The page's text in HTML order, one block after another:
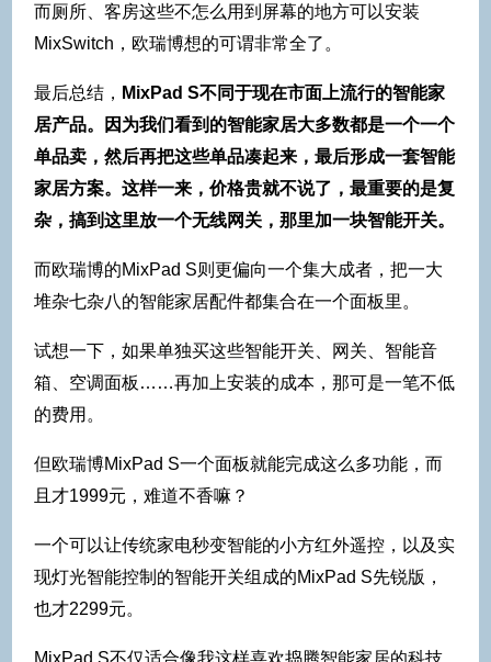
而厕所、客房这些不怎么用到屏幕的地方可以安装
MixSwitch，欧瑞博想的可谓非常全了。
最后总结， MixPad S不同于现在市面上流行的智能家
居产品。因为我们看到的智能家居大多数都是一个一个
单品卖，然后再把这些单品凑起来，最后形成一套智能
家居方案。这样一来，价格贵就不说了，最重要的是复
杂，搞到这里放一个无线网关，那里加一块智能开关。
而欧瑞博的MixPad S则更偏向一个集大成者，把一大
堆杂七杂八的智能家居配件都集合在一个面板里。
试想一下，如果单独买这些智能开关、网关、智能音
箱、空调面板……再加上安装的成本，那可是一笔不低
的费用。
但欧瑞博MixPad S一个面板就能完成这么多功能，而
且才1999元，难道不香嘛？
一个可以让传统家电秒变智能的小方红外遥控，以及实
现灯光智能控制的智能开关组成的MixPad S先锐版，
也才2299元。
MixPad S不仅适合像我这样喜欢捣腾智能家居的科技